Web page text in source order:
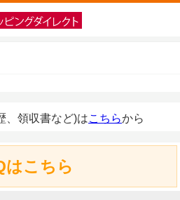
、領収書など)はこちらから
はこちら